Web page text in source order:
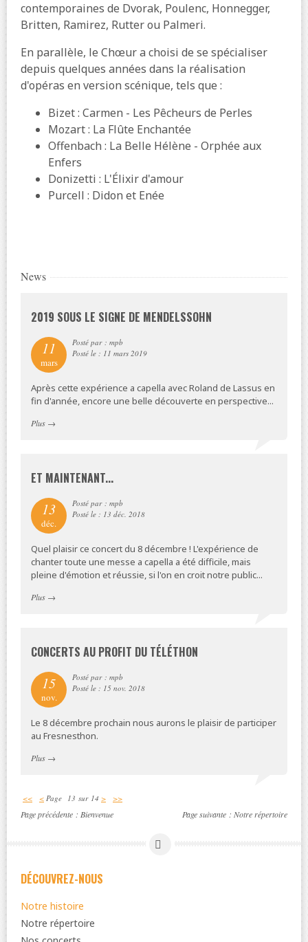
contemporaines de Dvorak, Poulenc, Honnegger,
Britten, Ramirez, Rutter ou Palmeri.
En parallèle, le Chœur a choisi de se spécialiser
depuis quelques années dans la réalisation
d'opéras en version scénique, tels que :
Bizet : Carmen - Les Pêcheurs de Perles
Mozart : La Flûte Enchantée
Offenbach : La Belle Hélène - Orphée aux
Enfers
Donizetti : L'Élixir d'amour
Purcell : Didon et Enée
News
2019 SOUS LE SIGNE DE MENDELSSOHN
11
mars
Posté par : mpb
Posté le : 11 mars 2019
Après cette expérience a capella avec Roland de Lassus en
fin d'année, encore une belle découverte en perspective...
Plus →
ET MAINTENANT...
13
déc.
Posté par : mpb
Posté le : 13 déc. 2018
Quel plaisir ce concert du 8 décembre ! L'expérience de
chanter toute une messe a capella a été difficile, mais
pleine d'émotion et réussie, si l'on en croit notre public...
Plus →
CONCERTS AU PROFIT DU TÉLÉTHON
15
nov.
Posté par : mpb
Posté le : 15 nov. 2018
Le 8 décembre prochain nous aurons le plaisir de participer
au Fresnesthon.
Plus →
<< < Page 13 sur 14 > >>
Page précédente : Bienvenue Page suivante : Notre répertoire
DÉCOUVREZ-NOUS
Notre histoire
Notre répertoire